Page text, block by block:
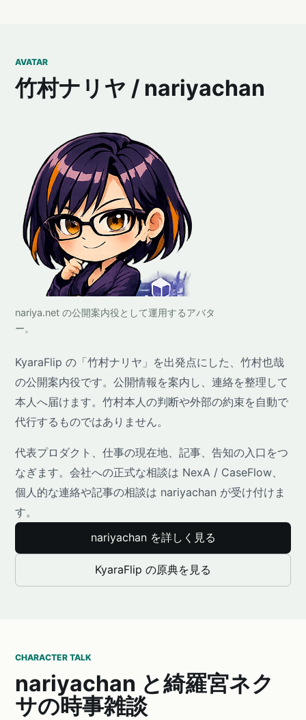
AVATAR
竹村ナリヤ / nariyachan
nariya.net の公開案内役として運用するアバタ
ー。
KyaraFlip の「竹村ナリヤ」を出発点にした、竹村也哉
の公開案内役です。公開情報を案内し、連絡を整理して
本人へ届けます。竹村本人の判断や外部の約束を自動で
代行するものではありません。
代表プロダクト、仕事の現在地、記事、告知の入口をつ
なぎます。会社への正式な相談は NexA / CaseFlow、
個人的な連絡や記事の相談は nariyachan が受け付けま
す。
nariyachan を詳しく見る
KyaraFlip の原典を見る
CHARACTER TALK
nariyachan と綺羅宮ネク
サの時事雑談